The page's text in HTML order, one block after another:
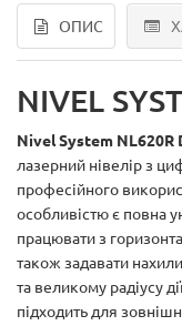
ОПИС
NIVEL
Nivel System NL620R
лазерний нівелір з
професійного
особливістю є повна
працювати з
також задавати
та великому радіусу
підходить для